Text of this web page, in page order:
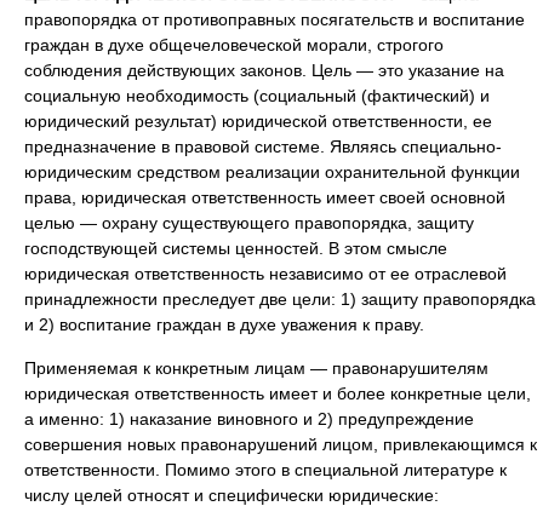
правопорядка от противоправных посягательств и воспитание
граждан в духе общечеловеческой морали, строгого
соблюдения действующих законов. Цель — это указание на
социальную необходимость (социальный (фактический) и
юридический результат) юридической ответственности, ее
предназначение в правовой системе. Являясь специально-
юридическим средством реализации охранительной функции
права, юридическая ответственность имеет своей основной
целью — охрану существующего правопорядка, защиту
господствующей системы ценностей. В этом смысле
юридическая ответственность независимо от ее отраслевой
принадлежности преследует две цели: 1) защиту правопорядка
и 2) воспитание граждан в духе уважения к праву.
Применяемая к конкретным лицам — правонарушителям
юридическая ответственность имеет и более конкретные цели,
а именно: 1) наказание виновного и 2) предупреждение
совершения новых правонарушений лицом, привлекающимся к
ответственности. Помимо этого в специальной литературе к
числу целей относят и специфически юридические: